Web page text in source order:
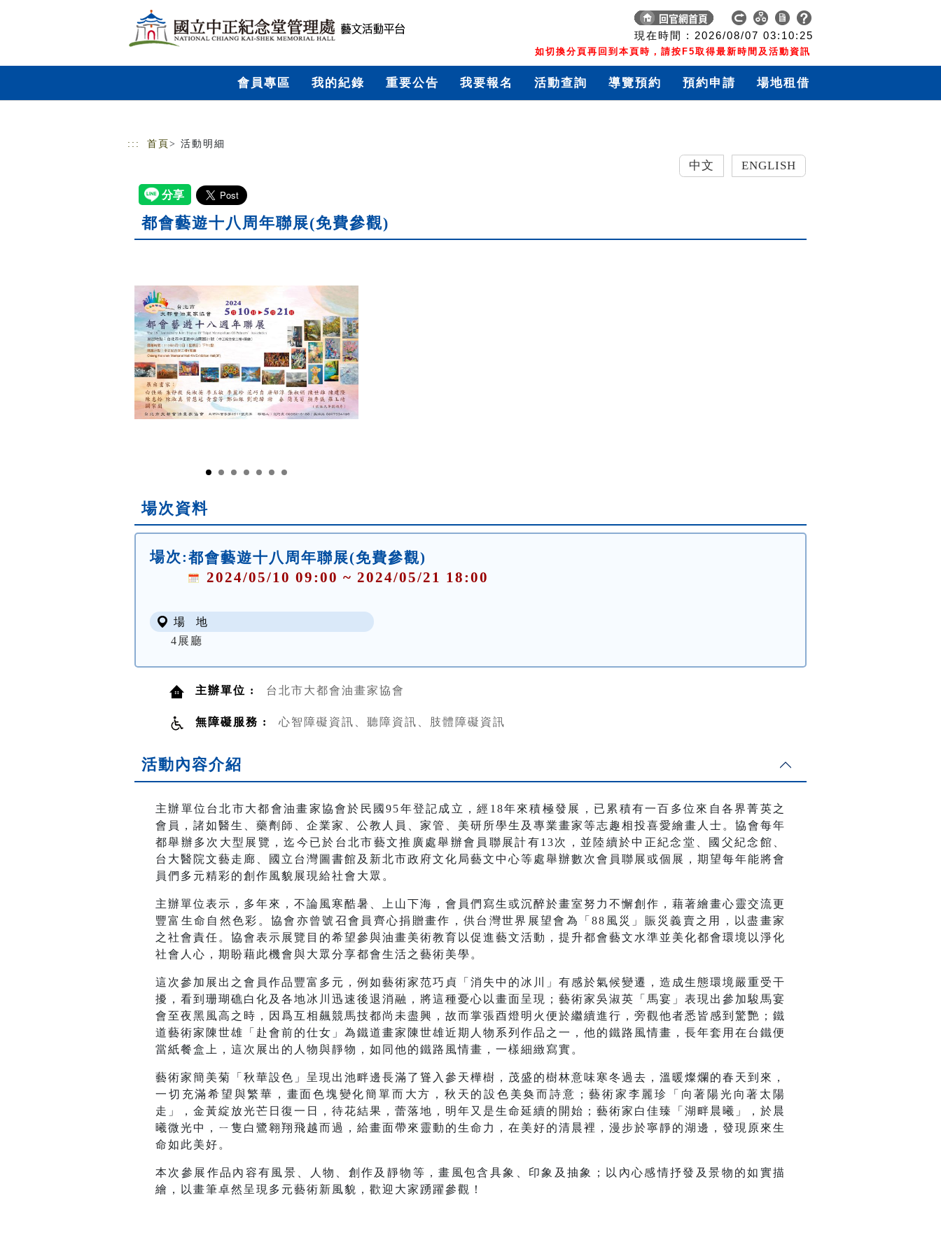
現在時間 : 2026/08/07 03:10:25
如切換分頁再回到本頁時，請按F5取得最新時間及活動資訊
會員專區 我的紀錄 重要公告 我要報名 活動查詢 導覽預約 預約申請 場地租借
::: 首頁 > 活動明細
ENGLISH
都會藝遊十八周年聯展(免費參觀)
場次資料
場次:都會藝遊十八周年聯展(免費參觀)
2024/05/10 09:00 ~ 2024/05/21 18:00
場 地
4展廳
主辦單位 : 台北市大都會油畫家協會
無障礙服務 : 心智障礙資訊、聽障資訊、肢體障礙資訊
活動內容介紹
主辦單位台北市大都會油畫家協會於民國95年登記成立，經 18年來積極發展，已累積有一百多位來自各界菁英之
會員，諸如醫生、藥劑師、企業家、公教人員、家管、美研所學生及專業畫家等志趣相投喜愛繪畫人士。協會每年
都舉辦多次大型展覽，迄今已於台北市藝文推廣處舉辦會員聯展計有13次，並陸續於中正紀念堂、國父紀念館、
台大醫院文藝走廊、國立台灣圖書館及新北市政府文化局藝文中心等處舉辦數次會員聯展或個展，期望每年能將會
員們多元精彩的創作風貌展現給社會大眾。
主辦單位表示，多年來，不論風寒酷暑、上山下海，會員們寫生或沉醉於畫室努力不懈創作，藉著繪畫心靈交流更
豐富生命自然色彩。協會亦曾號召會員齊心捐贈畫作，供台灣世界展望會為「88 風災」賑災義賣之用，以盡畫家
之社會責任。協會表示展覽目的希望參與油畫美術教育以促進藝文活動，提升都會藝文水準並美化都會環境以淨化
社會人心，期盼藉此機會與大眾分享都會生活之藝術美學。
這次參加展出之會員作品豐富多元，例如藝術家范巧貞「消失中的冰川」有感於氣候變遷，造成生態環境嚴重受干
擾，看到珊瑚礁白化及各地冰川迅速後退消融，將這種憂心以畫面呈現；藝術家吳淑英「馬宴」表現出參加駿馬宴
會至夜黑風高之時，因爲互相飆競馬技都尚未盡興，故而掌張酉燈明火便於繼續進行，旁觀他者悉皆感到驚艷；鐵
道藝術家陳世雄「赴會前的仕女」為鐵道畫家陳世雄近期人物系列作品之一，他的鐵路風情畫，長年套用在台鐵便
當紙餐盒上，這次展出的人物與靜物，如同他的鐵路風情畫，一樣細緻寫實。
藝術家簡美菊「秋華設色」呈現出池畔邊長滿了聳入參天樺樹，茂盛的樹林意味寒冬過去，溫暖燦爛的春天到來，
一切充滿希望與繁華，畫面色塊變化簡單而大方，秋天的設色美奐而詩意；藝術家李麗珍「向著陽光向著太陽
走」，金黃綻放光芒日復一日，待花結果，蕾落地，明年又是生命延續的開始；藝術家白佳臻「湖畔晨曦」，於晨
曦微光中，ㄧ隻白鷺翱翔飛越而過，給畫面帶來靈動的生命力，在美好的清晨裡，漫步於寧靜的湖邊，發現原來生
命如此美好。
本次參展作品內容有風景、人物、創作及靜物等，畫風包含具象、印象及抽象；以內心感情抒發及景物的如實描
繪，以畫筆卓然呈現多元藝術新風貌 ，歡迎大家踴躍參觀！